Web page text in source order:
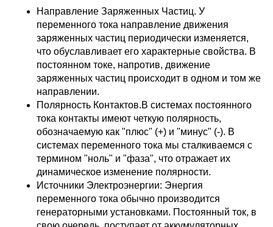
Направление Заряженных Частиц. У
переменного тока направление движения
заряженных частиц периодически изменяется,
что обуславливает его характерные свойства. В
постоянном токе, напротив, движение
заряженных частиц происходит в одном и том же
направлении.
Полярность Контактов.В системах постоянного
тока контакты имеют четкую полярность,
обозначаемую как "плюс" (+) и "минус" (-). В
системах переменного тока мы сталкиваемся с
термином "ноль" и "фаза", что отражает их
динамическое изменение полярности.
Источники Электроэнергии: Энергия
переменного тока обычно производится
генераторными установками. Постоянный ток, в